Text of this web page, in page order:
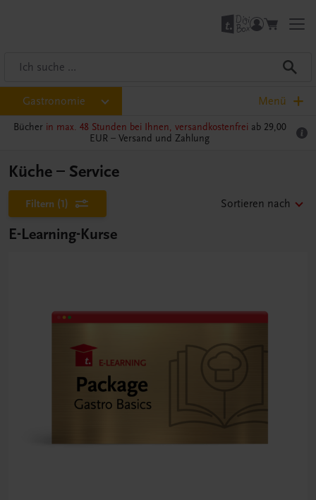
Gastronomie Menü
Bücher in max. 48 Stunden bei Ihnen, versandkostenfrei ab 29,00
EUR – Versand und Zahlung
Küche – Service
Filtern (1) Sortieren nach
E-Learning-Kurse